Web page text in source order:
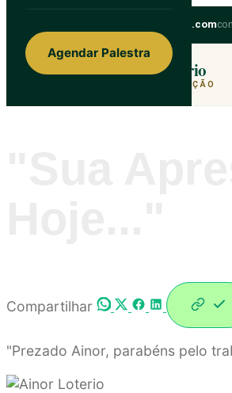
ainorfloterio@gmail.com
Ainor Lotério
MENTE & CORAÇÃO
Agendar Palestra
Compartilhar
"Prezado Ainor, parabéns pelo